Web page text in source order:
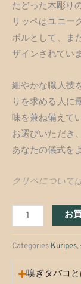
たどった木彫り
リッペはユニー
ボルとして、ま
ザインされていま
細やかな職人技
りを求める人に
味を兼ね備えて
お選びいただき
あなたの儀式を
クリペについて
彫
り
の
ク
お
Categories Kuripes,
嗅ぎタバコ